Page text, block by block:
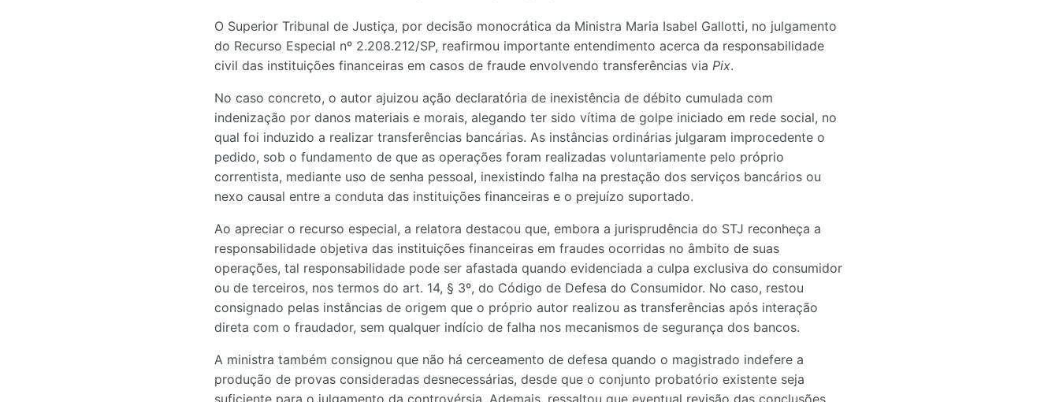
O Superior Tribunal de Justiça, por decisão monocrática da Ministra Maria Isabel Gallotti, no julgamento
do Recurso Especial nº 2.208.212/SP, reafirmou importante entendimento acerca da responsabilidade
civil das instituições financeiras em casos de fraude envolvendo transferências via Pix.
No caso concreto, o autor ajuizou ação declaratória de inexistência de débito cumulada com
indenização por danos materiais e morais, alegando ter sido vítima de golpe iniciado em rede social, no
qual foi induzido a realizar transferências bancárias. As instâncias ordinárias julgaram improcedente o
pedido, sob o fundamento de que as operações foram realizadas voluntariamente pelo próprio
correntista, mediante uso de senha pessoal, inexistindo falha na prestação dos serviços bancários ou
nexo causal entre a conduta das instituições financeiras e o prejuízo suportado.
Ao apreciar o recurso especial, a relatora destacou que, embora a jurisprudência do STJ reconheça a
responsabilidade objetiva das instituições financeiras em fraudes ocorridas no âmbito de suas
operações, tal responsabilidade pode ser afastada quando evidenciada a culpa exclusiva do consumidor
ou de terceiros, nos termos do art. 14, § 3º, do Código de Defesa do Consumidor. No caso, restou
consignado pelas instâncias de origem que o próprio autor realizou as transferências após interação
direta com o fraudador, sem qualquer indício de falha nos mecanismos de segurança dos bancos.
A ministra também consignou que não há cerceamento de defesa quando o magistrado indefere a
produção de provas consideradas desnecessárias, desde que o conjunto probatório existente seja